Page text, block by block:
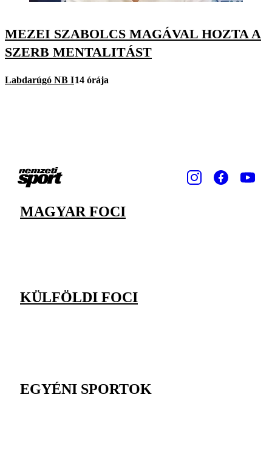
MEZEI SZABOLCS MAGÁVAL HOZTA A
SZERB MENTALITÁST
Labdarúgó NB I14 órája
MAGYAR FOCI
KÜLFÖLDI FOCI
EGYÉNI SPORTOK